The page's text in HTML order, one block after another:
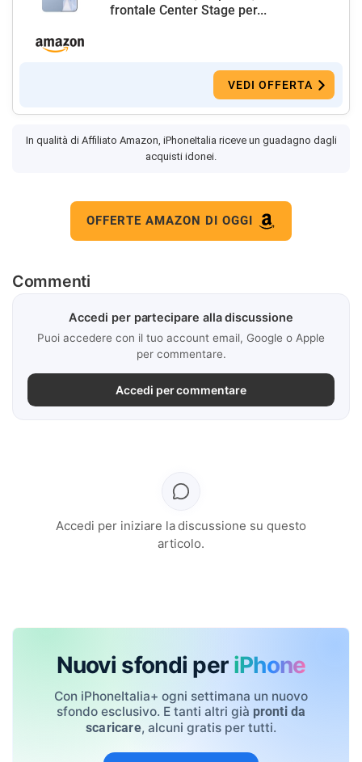
frontale Center Stage per...
VEDI OFFERTA
In qualità di Affiliato Amazon, iPhoneItalia riceve un guadagno dagli
acquisti idonei.
OFFERTE AMAZON DI OGGI
Commenti
Accedi per partecipare alla discussione
Puoi accedere con il tuo account email, Google o Apple
per commentare.
Accedi per commentare
Accedi per iniziare la discussione su questo
articolo.
Nuovi sfondi per iPhone
Con iPhoneItalia+ ogni settimana un nuovo
sfondo esclusivo. E tanti altri già pronti da
scaricare, alcuni gratis per tutti.